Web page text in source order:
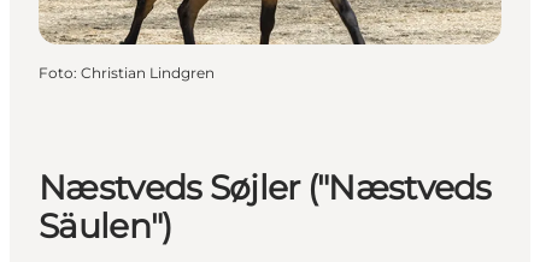
Foto: Christian Lindgren
Næstveds Søjler ("Næstveds
Säulen")